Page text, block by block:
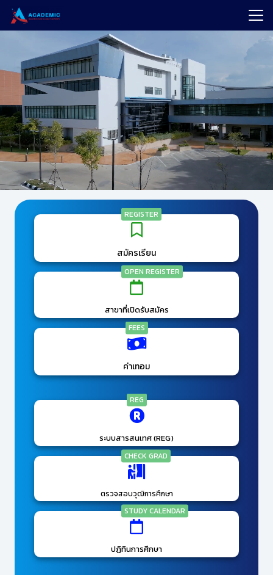
REGISTER
สมัครเรียน
OPEN REGISTER
สาขาที่เปิดรับสมัคร
FEES
ค่าเทอม
REG
ระบบสารสนเทศ (REG)
CHECK GRAD
ตรวจสอบวุฒิการศึกษา
STUDY CALENDAR
ปฏิทินการศึกษา